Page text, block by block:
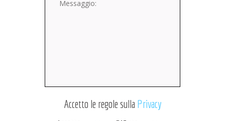
Accetto le regole sulla Privacy